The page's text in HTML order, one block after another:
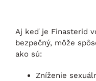
Aj keď je Finasterid
bezpečný, môže
ako sú:
Zníženie